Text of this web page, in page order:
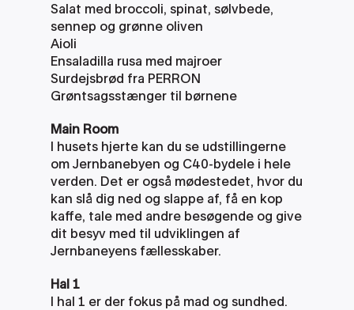
Salat med broccoli, spinat, sølvbede,
sennep og grønne oliven
Aioli
Ensaladilla rusa med majroer
Surdejsbrød fra PERRON
Grøntsagsstænger til børnene
Main Room
I husets hjerte kan du se udstillingerne
om Jernbanebyen og C40-bydele i hele
verden. Det er også mødestedet, hvor du
kan slå dig ned og slappe af, få en kop
kaffe, tale med andre besøgende og give
dit besyv med til udviklingen af
Jernbaneyens fællesskaber.
Hal 1
I hal 1 er der fokus på mad og sundhed.